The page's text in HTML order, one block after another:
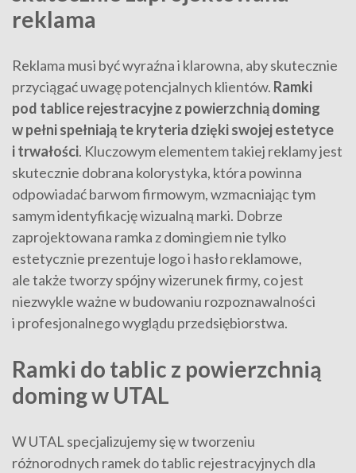
reklama
Reklama musi być wyraźna i klarowna, aby skutecznie
przyciągać uwagę potencjalnych klientów. Ramki
pod tablice rejestracyjne z powierzchnią doming
w pełni spełniają te kryteria dzięki swojej estetyce
i trwałości. Kluczowym elementem takiej reklamy jest
skutecznie dobrana kolorystyka, która powinna
odpowiadać barwom firmowym, wzmacniając tym
samym identyfikację wizualną marki. Dobrze
zaprojektowana ramka z domingiem nie tylko
estetycznie prezentuje logo i hasło reklamowe,
ale także tworzy spójny wizerunek firmy, co jest
niezwykle ważne w budowaniu rozpoznawalności
i profesjonalnego wyglądu przedsiębiorstwa.
Ramki do tablic z powierzchnią
doming w UTAL
W UTAL specjalizujemy się w tworzeniu
różnorodnych ramek do tablic rejestracyjnych dla